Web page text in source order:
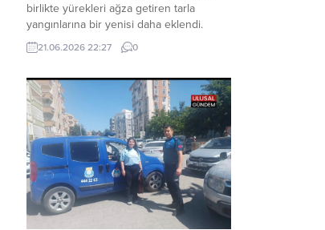
birlikte yürekleri ağza getiren tarla
yangınlarına bir yenisi daha eklendi.
Hilvan ilçesinde çıkan yangında, 50
dönümü biçilmemiş buğday olmak üzere
teslim olarak küle döndü. Haber Merkezi
– Yangın, Şanlıurfa’nın Hilvan ilçesine
bağlı Agilmuz köyünde meydana geldi.
Edinilen bilgilere göre, henüz
belirlenemeyen...
21.06.2026 22:27 0